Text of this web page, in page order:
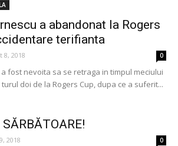
a abandonat la Rogers
terifianta
8, 2018 0
fost nevoita sa se retraga in timpul meciului
doi de la Rogers Cup, dupa ce a suferit...
2018 0